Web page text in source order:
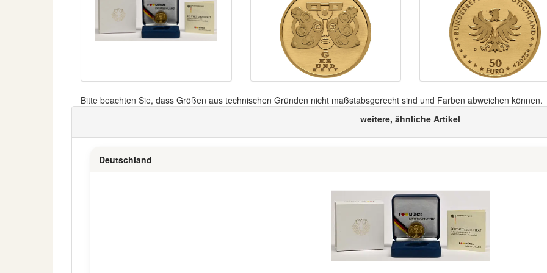
Bitte beachten Sie, dass Größen aus technischen Gründen nicht maßstabsgerecht sind und Farben abweichen können.
weitere, ähnliche Artikel
Deutschland